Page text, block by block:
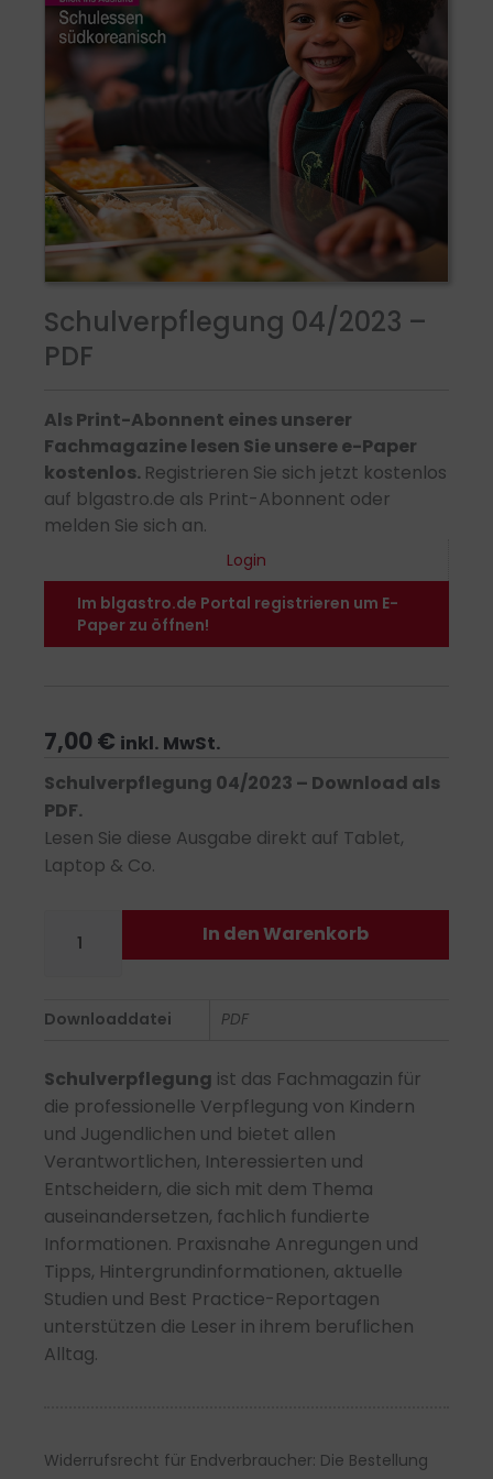
Schulverpflegung 04/2023 –
PDF
Als Print-Abonnent eines unserer
Fachmagazine lesen Sie unsere e-Paper
kostenlos. Registrieren Sie sich jetzt kostenlos
auf blgastro.de als Print-Abonnent oder
melden Sie sich an.
Login
Im blgastro.de Portal registrieren um E-
Paper zu öffnen!
7,00€ inkl. MwSt.
Schulverpflegung 04/2023 – Download als
PDF.
Lesen Sie diese Ausgabe direkt auf Tablet,
Laptop & Co.
04/2023
Menge
In den Warenkorb
Downloaddatei PDF
Schulverpflegung ist das Fachmagazin für
die professionelle Verpflegung von Kindern
und Jugendlichen und bietet allen
Verantwortlichen, Interessierten und
Entscheidern, die sich mit dem Thema
auseinandersetzen, fachlich fundierte
Informationen. Praxisnahe Anregungen und
Tipps, Hintergrundinformationen, aktuelle
Studien und Best Practice-Reportagen
unterstützen die Leser in ihrem beruflichen
Alltag.
Widerrufsrecht für Endverbraucher: Die Bestellung